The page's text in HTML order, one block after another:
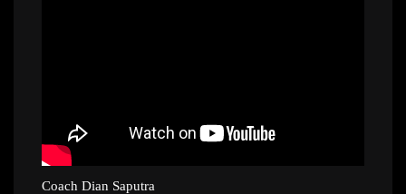
Coach Dian Saputra